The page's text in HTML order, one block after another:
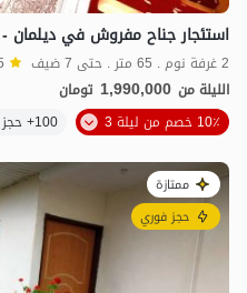
استئجار جناح مفروش في دیلمان
2 غرفة نوم . 65 متر . حتى 7 ضيف
الليلة من 1,990,000 تومان
10٪ خصم من ليلة 3
100+ حجز ناجح
ممتازة
حجز فوري